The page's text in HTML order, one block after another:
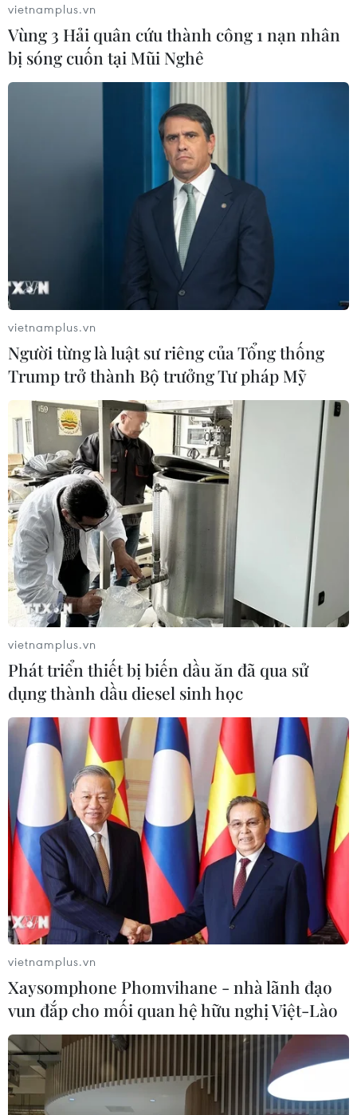
Chứng khoán toàn cầu đi lên nhờ số liệu về
kinh tế Trung Quốc
Hầu hết các thị trường chứng khoán toàn cầu đi lên
trong phiên 17/4, nhờ số liệu cho thấy tăng trưởng kinh
tế quý 1/2018 của Trung Quốc mạnh hơn dự kiến.
vietnamplus.vn
Vùng 3 Hải quân cứu thành công 1 nạn nhân
bị sóng cuốn tại Mũi Nghê
vietnamplus.vn
Người từng là luật sư riêng của Tổng thống
Trump trở thành Bộ trưởng Tư pháp Mỹ
vietnamplus.vn
Phát triển thiết bị biến dầu ăn đã qua sử
dụng thành dầu diesel sinh học
vietnamplus.vn
Xaysomphone Phomvihane - nhà lãnh đạo
vun đắp cho mối quan hệ hữu nghị Việt-Lào